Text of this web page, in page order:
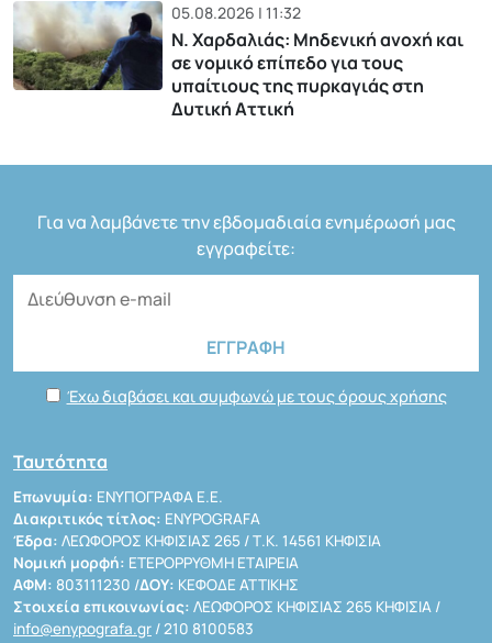
05.08.2026 | 11:32
Ν. Χαρδαλιάς: Μηδενική ανοχή και
σε νομικό επίπεδο για τους
υπαίτιους της πυρκαγιάς στη
Δυτική Αττική
Για να λαμβάνετε την εβδομαδιαία ενημέρωσή μας
εγγραφείτε:
Έχω διαβάσει και συμφωνώ με τους όρους χρήσης
Ταυτότητα
Επωνυμία: ΕΝΥΠΟΓΡΑΦΑ Ε.Ε.
Διακριτικός τίτλος: ENYPOGRAFA
Έδρα: ΛΕΩΦΟΡΟΣ ΚΗΦΙΣΙΑΣ 265 / Τ.Κ. 14561 ΚΗΦΙΣΙΑ
Νομική μορφή: ΕΤΕΡΟΡΡΥΘΜΗ ΕΤΑΙΡΕΙΑ
ΑΦΜ: 803111230 /ΔΟΥ: ΚΕΦΟΔΕ ΑΤΤΙΚΗΣ
Στοιχεία επικοινωνίας: ΛΕΩΦΟΡΟΣ ΚΗΦΙΣΙΑΣ 265 ΚΗΦΙΣΙΑ /
info@enypografa.gr / 210 8100583